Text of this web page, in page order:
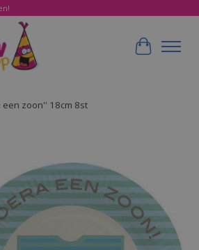
zoon'' 18cm 8st
image slideshow Items